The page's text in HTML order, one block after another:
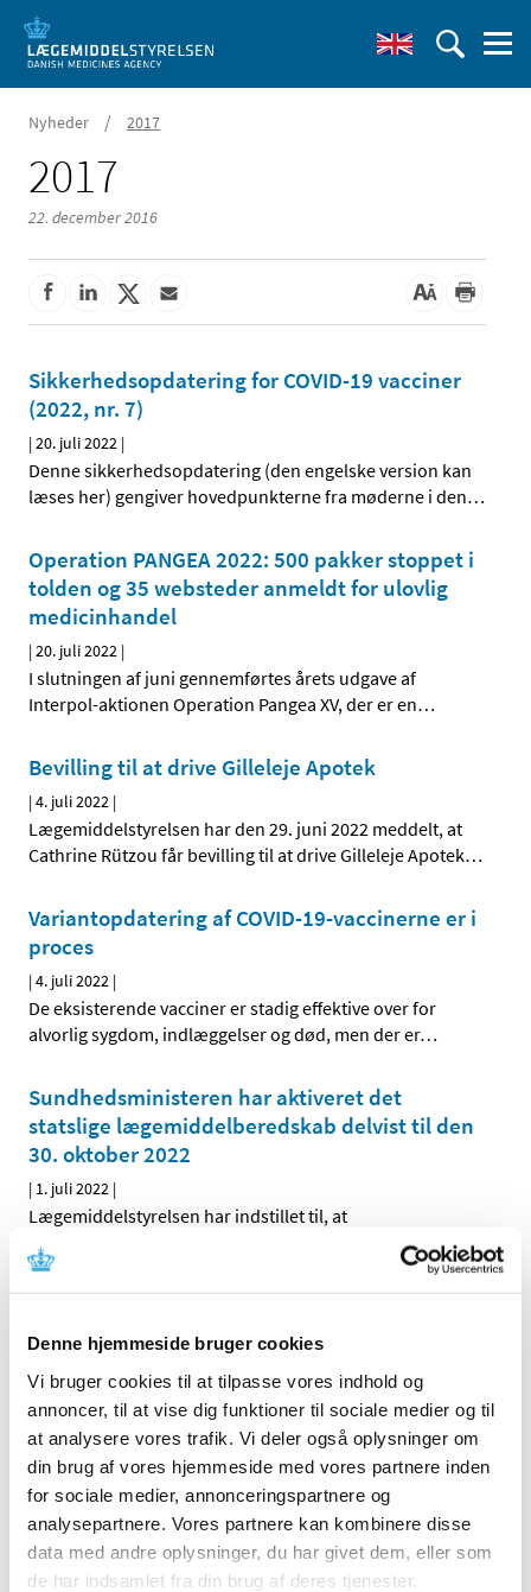
Denne hjemmeside bruger cookies
Vi bruger cookies til at tilpasse vores indhold og
annoncer, til at vise dig funktioner til sociale medier og til
at analysere vores trafik. Vi deler også oplysninger om
din brug af vores hjemmeside med vores partnere inden
for sociale medier, annonceringspartnere og
analysepartnere. Vores partnere kan kombinere disse
data med andre oplysninger, du har givet dem, eller som
de har indsamlet fra din brug af deres tjenester.
Nyheder / 2017
2017
22. december 2016
Sikkerhedsopdatering for COVID-19 vacciner
(2022, nr. 7)
|20. juli 2022 |
Denne sikkerhedsopdatering (den engelske version kan
læses her) gengiver hovedpunkterne fra møderne i den…
Operation PANGEA 2022: 500 pakker stoppet i
tolden og 35 websteder anmeldt for ulovlig
medicinhandel
|20. juli 2022 |
I slutningen af juni gennemførtes årets udgave af
Interpol-aktionen Operation Pangea XV, der er en…
Bevilling til at drive Gilleleje Apotek
|4. juli 2022 |
Lægemiddelstyrelsen har den 29. juni 2022 meddelt, at
Cathrine Rützou får bevilling til at drive Gilleleje Apotek…
Variantopdatering af COVID-19-vaccinerne er i
proces
|4. juli 2022 |
De eksisterende vacciner er stadig effektive over for
alvorlig sygdom, indlæggelser og død, men der er…
Sundhedsministeren har aktiveret det
statslige lægemiddelberedskab delvist til den
30. oktober 2022
| 1. juli 2022 |
Lægemiddelstyrelsen har indstillet til, at
sundhedsministeren aktiverer det statslige
2025 (158)
2024 (224)
2023 (195)
2022 (197)
december (18)